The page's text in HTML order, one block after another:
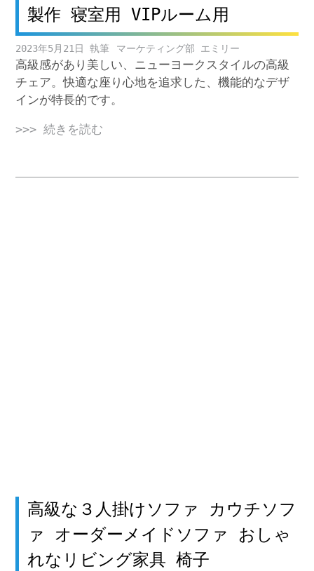
製作 寝室用 VIPルーム用
2023年5月21日 マーケティング部 エミリー
高級感があり美しい、ニューヨークスタイルの高級
チェア。快適な座り心地を追求した、機能的なデザ
インが特長的です。
>>> 続きを読む
高級な３人掛けソファ カウチソフ
ァ オーダーメイドソファ おしゃ
れなリビング家具 椅子